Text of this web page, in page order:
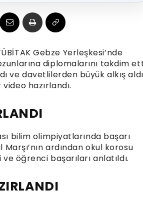
Gebze Yerleşkesi’nde
diplomalarını takdim
ve davetlilerden büyük alkış
hazırlandı.
bilim olimpiyatlarında başarı
ardından okul korosu
öğrenci başarıları anlatıldı.